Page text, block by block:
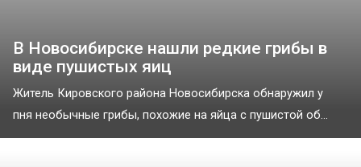
В Новосибирске нашли редкие грибы в
виде пушистых яиц
Житель Кировского района Новосибирска обнаружил у
пня необычные грибы, похожие на яйца с пушистой об...